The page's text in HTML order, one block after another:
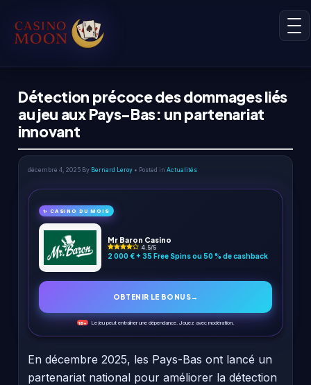
Détection précoce des dommages liés
au jeu aux Pays-Bas: un partenariat
innovant
décembre 4, 2025 By Bernard Leroy • Posted in Actualités
✨ CASINO DU MOIS
Mr Baron Casino
4.5/5
2 000 € + 35 Free Spins ou 50 % de cashback
OBTENIR LE BONUS→
18+ Le jeu peut entraîner une dépendance. Jouez avec modération.
En décembre 2025, les Pays-Bas ont lancé un
partenariat national pour améliorer la détection